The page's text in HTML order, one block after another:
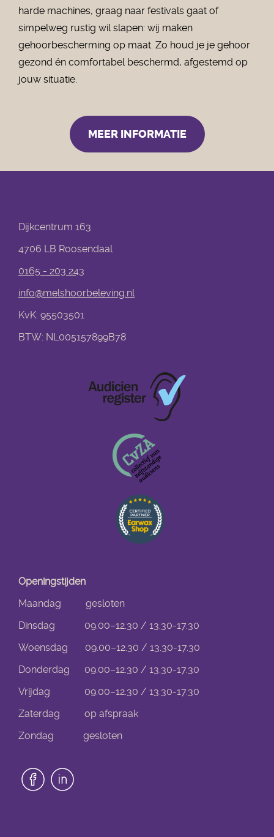
harde machines, graag naar festivals gaat of
simpelweg rustig wil slapen: wij maken
gehoorbescherming op maat. Zo houd je je gehoor
gezond én comfortabel beschermd, afgestemd op
jouw situatie.
MEER INFORMATIE
Dijkcentrum 163
4706 LB Roosendaal
0165 - 203 243
info@melshoorbeleving.nl
KvK: 95503501
BTW: NL005157899B78
Openingstijden
Maandag gesloten
Dinsdag 09.00–12.30 / 13.30-17.30
Woensdag 09.00–12.30 / 13.30-17.30
Donderdag 09.00–12.30 / 13.30-17.30
Vrijdag 09.00–12.30 / 13.30-17.30
Zaterdag op afspraak
Zondag gesloten